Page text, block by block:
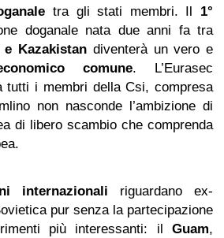
tra gli stati membri. Il 1°
doganale nata due anni fa tra
Kazakistan diventerà un vero e
comune. L’Eurasec
tutti i membri della Csi, compresa
non nasconde l’ambizione di
di libero scambio che comprenda
internazionali riguardano ex-
pur senza la partecipazione
più interessanti: il Guam,